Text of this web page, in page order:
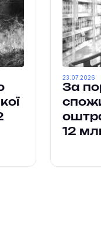
За
12
23.07.2026